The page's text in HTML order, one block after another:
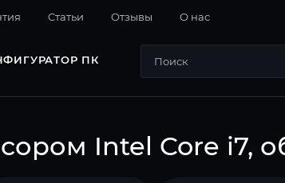
Cтатьи Отзывы О нас
ПК
Intel Core i7,